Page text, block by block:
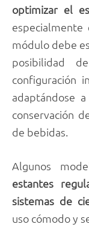
optimizar el
módulo debe
posibilidad
configuración
adaptándose
conservación
de bebidas.
Algunos
estantes
sistemas de
uso cómodo y